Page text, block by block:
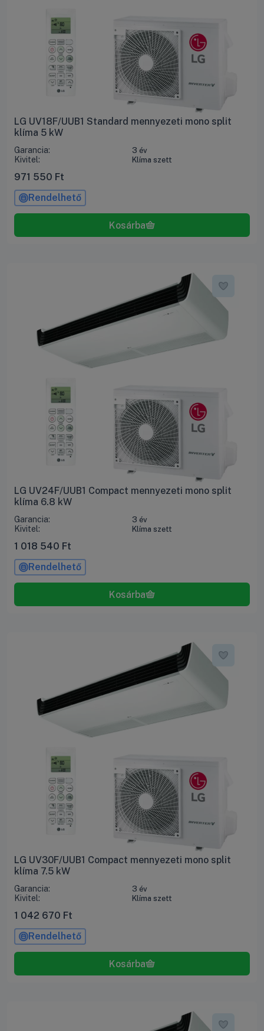
LG UV18F/UUB1 Standard mennyezeti mono split
klíma 5 kW
Garancia: 3 év
Kivitel: Klíma szett
971 550 Ft
Rendelhető
LG UV24F/UUB1 Compact mennyezeti mono split
klíma 6.8 kW
Garancia: 3 év
Kivitel: Klíma szett
1 018 540 Ft
Rendelhető
LG UV30F/UUB1 Compact mennyezeti mono split
klíma 7.5 kW
Garancia: 3 év
Kivitel: Klíma szett
1 042 670 Ft
Rendelhető